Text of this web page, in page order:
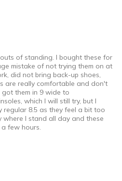
are for Wearing
of standing. I bought these for
mistake of not trying them on at
did not bring back-up shoes,
are really comfortable and don't
got them in 9 wide to
which I will still try, but I
regular 8.5 as they feel a bit too
where I stand all day and these
few hours.